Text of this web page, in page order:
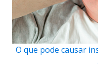
O que pode causar